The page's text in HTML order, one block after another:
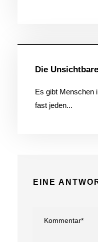
Die
Es gibt Menschen
fast jeden...
EINE